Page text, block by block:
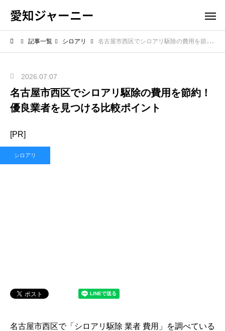
愛知ジャーニー
記事一覧 シロアリ 名古屋市西区でシロアリ駆除の費用を節約！優良業者を見つける比較ポイント
2026.07.07
名古屋市西区でシロアリ駆除の費用を節約！
優良業者を見つける比較ポイント
[PR]
シロアリ
名古屋市西区で「シロアリ駆除 業者 費用」を調べている